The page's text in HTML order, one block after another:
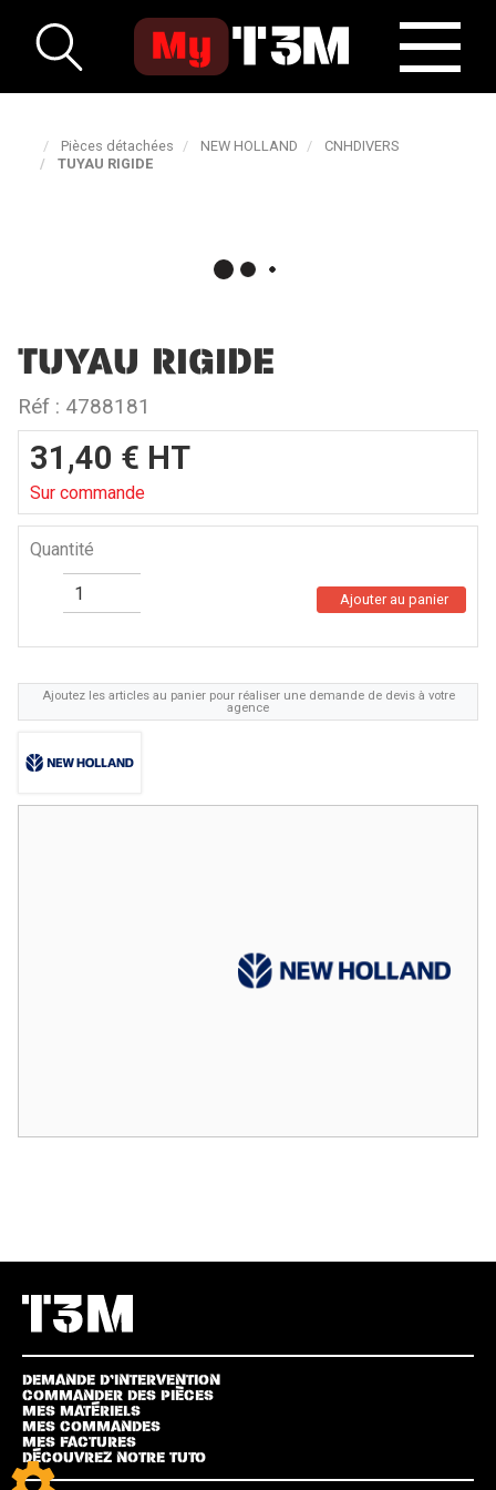
Pièces détachées NEW HOLLAND
CNHDIVERS
TUYAU RIGIDE
TUYAU RIGIDE
Réf : 4788181
Ajoutez les articles au panier pour réaliser une demande de devis à votre
agence
31,40 € HT
Sur commande
Quantité
Ajouter au panier
DEMANDE D’INTERVENTION
COMMANDER DES PIÈCES
MES MATÉRIELS
MES COMMANDES
MES FACTURES
DÉCOUVREZ NOTRE TUTO